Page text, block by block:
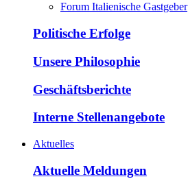
Forum Italienische Gastgeber
Politische Erfolge
Unsere Philosophie
Geschäftsberichte
Interne Stellenangebote
Aktuelles
Aktuelle Meldungen